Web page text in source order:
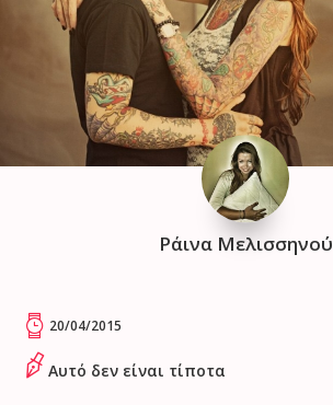
Ράινα Μελισσηνού
20/04/2015
Αυτό δεν είναι τίποτα